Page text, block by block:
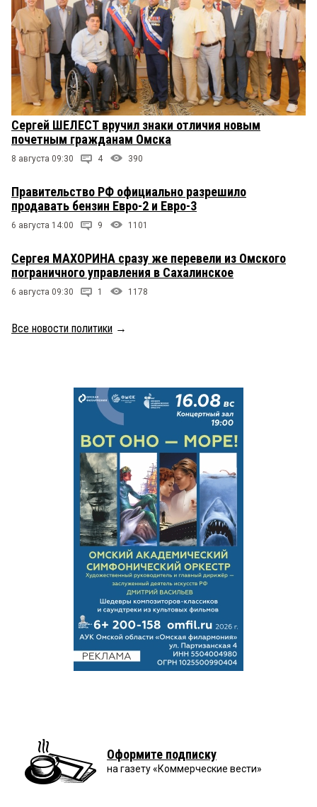
Сергей ШЕЛЕСТ вручил знаки отличия новым
почетным гражданам Омска
8 августа 09:30 4 390
Правительство РФ официально разрешило
продавать бензин Евро-2 и Евро-3
6 августа 14:00 9 1101
Сергея МАХОРИНА сразу же перевели из Омского
пограничного управления в Сахалинское
6 августа 09:30 1 1178
Все новости политики →
Оформите подписку
на газету «Коммерческие вести»